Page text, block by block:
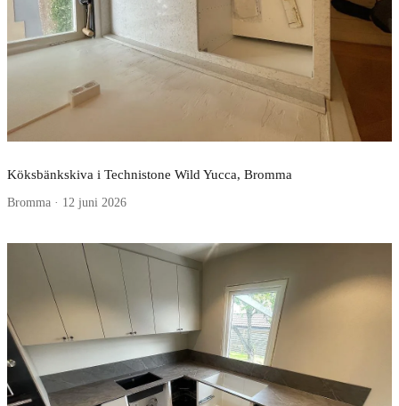
Köksbänkskiva i Technistone Wild Yucca, Bromma
Bromma · 12 juni 2026